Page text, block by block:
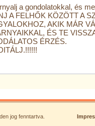
a gondolatokkal, és
A FELHŐK KÖZÖTT A
AKIK MÁR
ÉS TE
ÉRZÉS.
jog fenntartva.